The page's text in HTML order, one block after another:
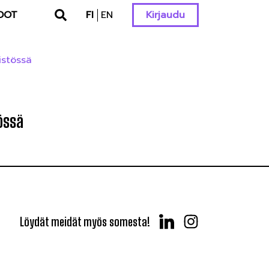
FI EN Kirjaudu
Löydät meidät myös somesta!